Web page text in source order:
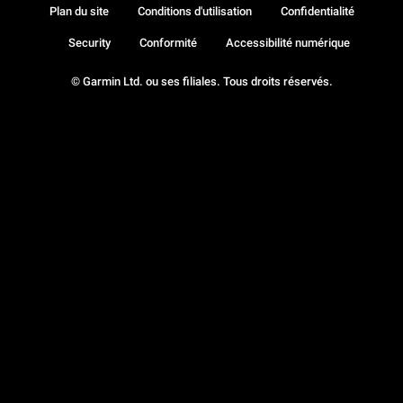
© Garmin Ltd. ou ses filiales. Tous droits réservés.
Plan du site Conditions d'utilisation Confidentialité
Security Conformité Accessibilité numérique